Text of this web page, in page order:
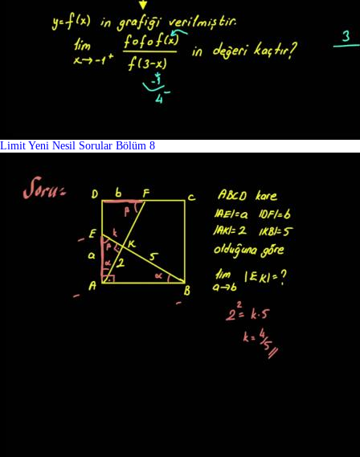
Limit Yeni Nesil Sorular Bölüm 8